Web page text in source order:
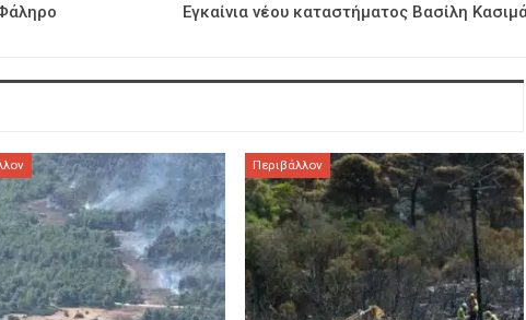
Εγκαίνια νέου καταστήματος Βασίλη
Περιβάλλον